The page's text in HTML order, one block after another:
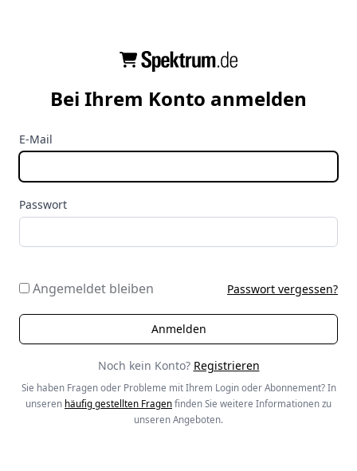
Bei Ihrem Konto anmelden
E-Mail
Passwort
Angemeldet bleiben Passwort vergessen?
Noch kein Konto? Registrieren
Sie haben Fragen oder Probleme mit Ihrem Login oder Abonnement? In
unseren häufig gestellten Fragen finden Sie weitere Informationen zu
unseren Angeboten.